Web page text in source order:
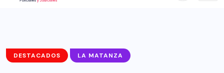
DESTACADOS LA MATANZA